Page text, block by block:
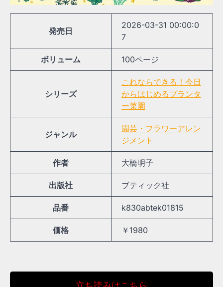
発売日
2026-03-31 00:00:0
7
ボリューム 100ページ
シリーズ
これならできる！今日
からはじめるプランタ
ー菜園
ジャンル
園芸・フラワーアレン
ジメント
作者 大橋明子
出版社 ブティック社
品番 k830abtek01815
価格 ￥1980